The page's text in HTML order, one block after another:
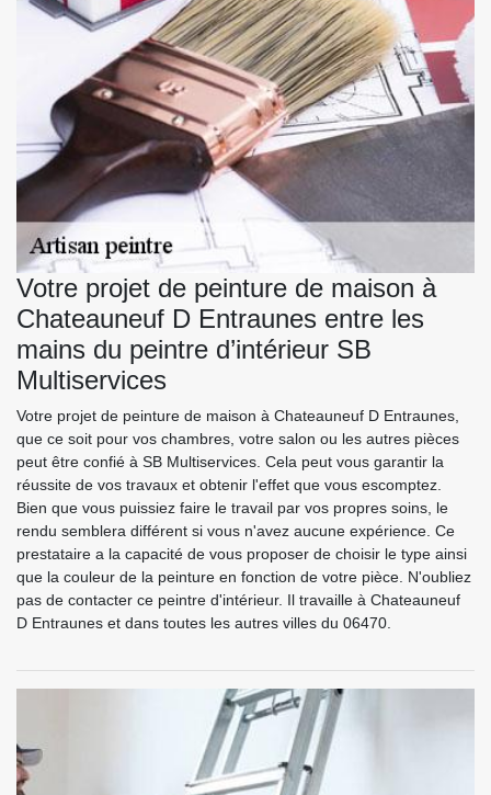
Votre projet de peinture de maison à
Chateauneuf D Entraunes entre les
mains du peintre d’intérieur SB
Multiservices
Votre projet de peinture de maison à Chateauneuf D Entraunes,
que ce soit pour vos chambres, votre salon ou les autres pièces
peut être confié à SB Multiservices. Cela peut vous garantir la
réussite de vos travaux et obtenir l'effet que vous escomptez.
Bien que vous puissiez faire le travail par vos propres soins, le
rendu semblera différent si vous n'avez aucune expérience. Ce
prestataire a la capacité de vous proposer de choisir le type ainsi
que la couleur de la peinture en fonction de votre pièce. N'oubliez
pas de contacter ce peintre d'intérieur. Il travaille à Chateauneuf
D Entraunes et dans toutes les autres villes du 06470.